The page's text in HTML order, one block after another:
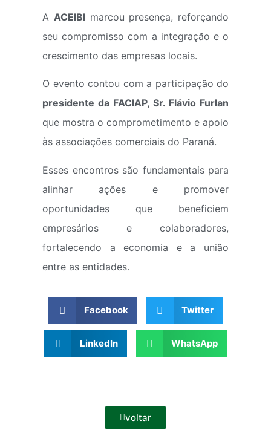
A ACEIBImarcou presença, reforçando
seu compromisso com a integração e o
crescimento das empresas locais.
O evento contou com a participação do
presidente da FACIAP, Sr. Flávio Furlan
que mostra o comprometimento e apoio
às associações comerciais do Paraná.
Esses encontros são fundamentais para
alinhar ações e promover
oportunidades que beneficiem
empresários e colaboradores,
fortalecendo a economia e a união
entre as entidades.
Facebook Twitter
LinkedIn WhatsApp
voltar